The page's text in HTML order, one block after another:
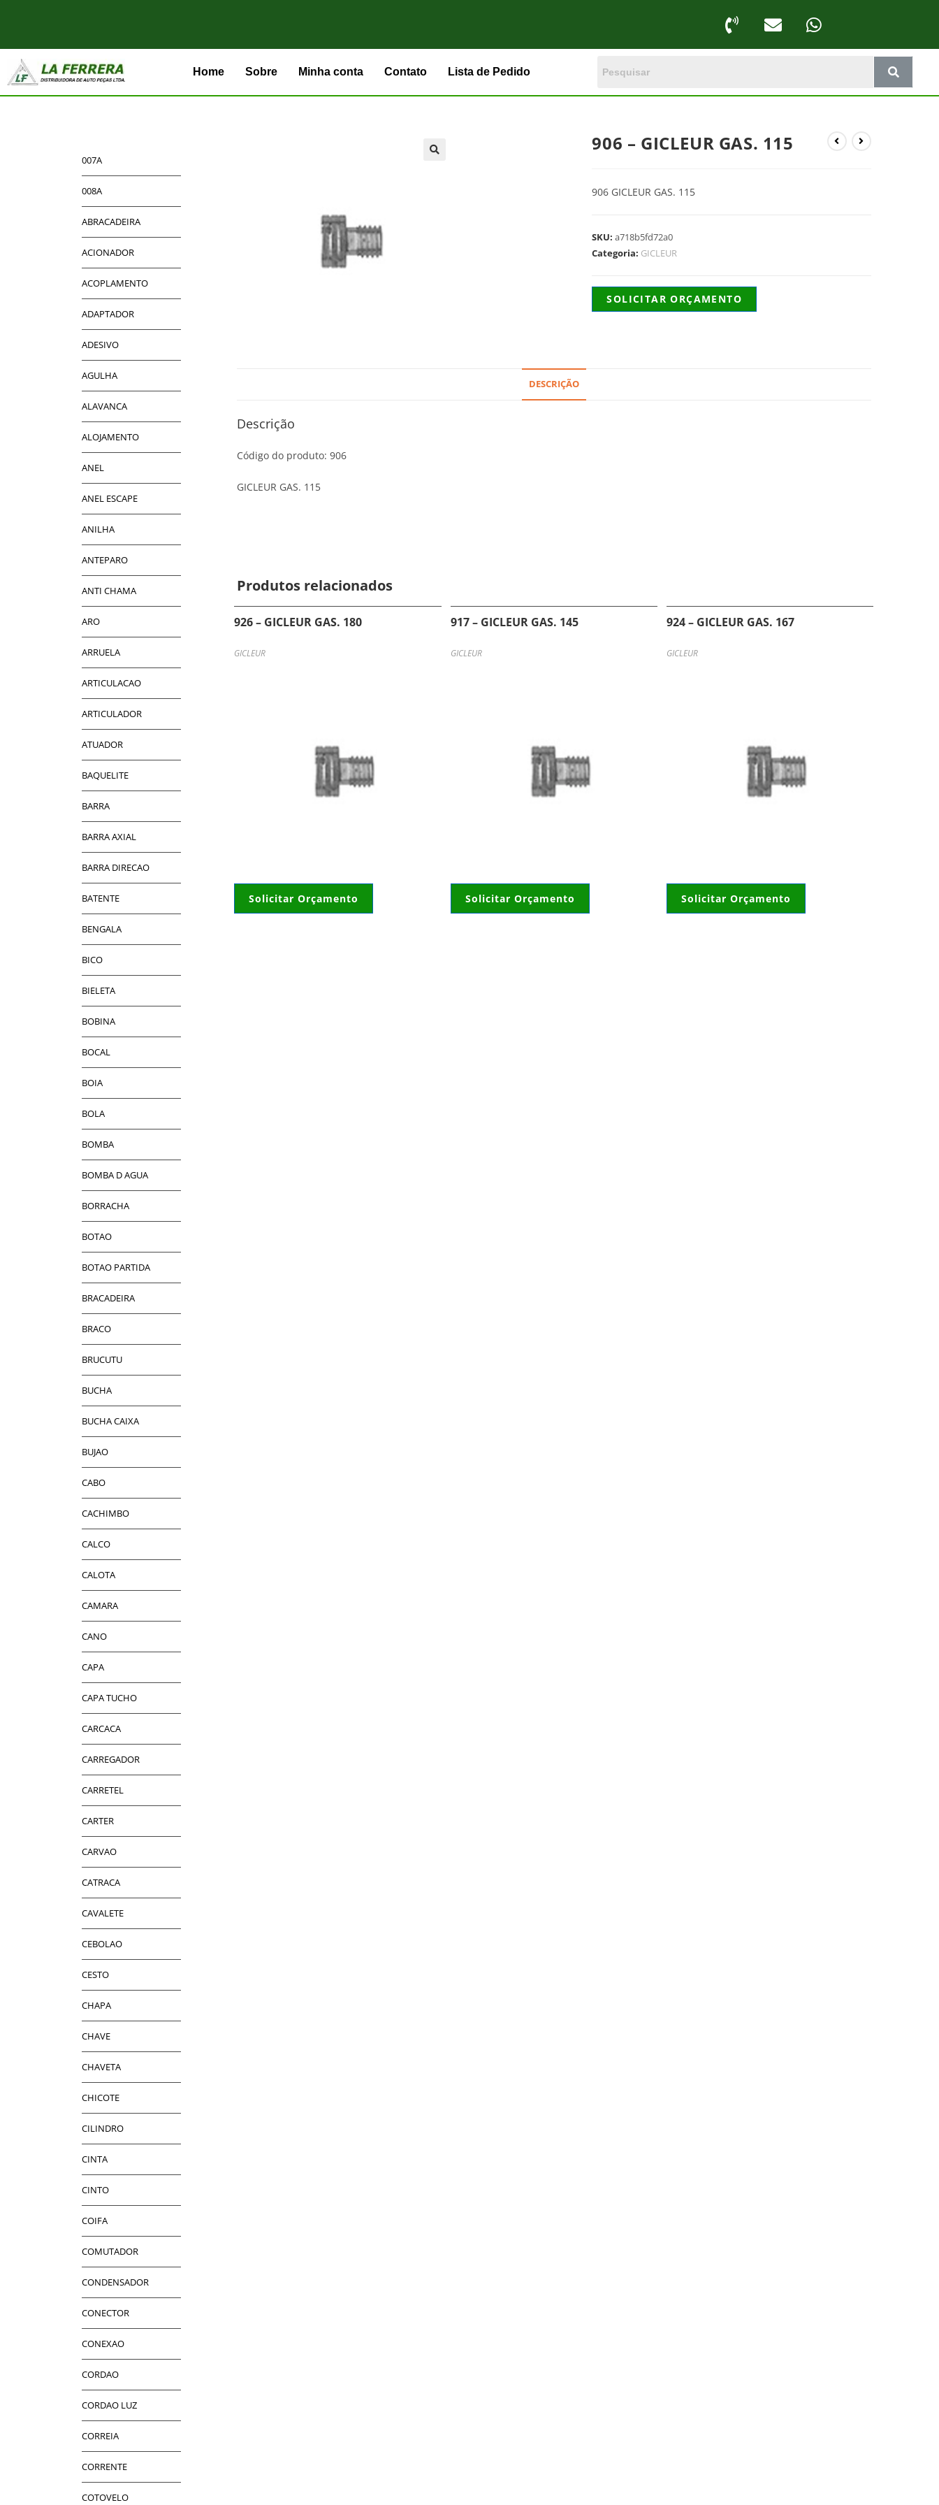
Home Sobre Minha conta Contato Lista de Pedido
906 – GICLEUR GAS. 115
906 GICLEUR GAS. 115
SKU:a718b5fd72a0
Categoria: GICLEUR
SOLICITAR ORÇAMENTO
DESCRIÇÃO
Descrição
Código do produto: 906
GICLEUR GAS. 115
Produtos relacionados
926 – GICLEUR GAS. 180
GICLEUR
Solicitar Orçamento
917 – GICLEUR GAS. 145
GICLEUR
Solicitar Orçamento
924 – GICLEUR GAS. 167
GICLEUR
Solicitar Orçamento
007A
008A
ABRACADEIRA
ACIONADOR
ACOPLAMENTO
ADAPTADOR
ADESIVO
AGULHA
ALAVANCA
ALOJAMENTO
ANEL
ANEL ESCAPE
ANILHA
ANTEPARO
ANTI CHAMA
ARO
ARRUELA
ARTICULACAO
ARTICULADOR
ATUADOR
BAQUELITE
BARRA
BARRA AXIAL
BARRA DIRECAO
BATENTE
BENGALA
BICO
BIELETA
BOBINA
BOCAL
BOIA
BOLA
BOMBA
BOMBA D AGUA
BORRACHA
BOTAO
BOTAO PARTIDA
BRACADEIRA
BRACO
BRUCUTU
BUCHA
BUCHA CAIXA
BUJAO
CABO
CACHIMBO
CALCO
CALOTA
CAMARA
CANO
CAPA
CAPA TUCHO
CARCACA
CARREGADOR
CARRETEL
CARTER
CARVAO
CATRACA
CAVALETE
CEBOLAO
CESTO
CHAPA
CHAVE
CHAVETA
CHICOTE
CILINDRO
CINTA
CINTO
COIFA
COMUTADOR
CONDENSADOR
CONECTOR
CONEXAO
CORDAO
CORDAO LUZ
CORREIA
CORRENTE
COTOVELO